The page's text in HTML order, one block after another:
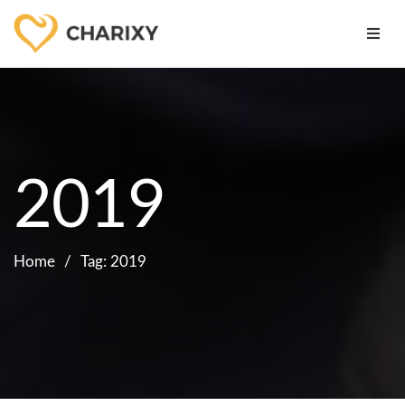
2019
Home Tag: 2019